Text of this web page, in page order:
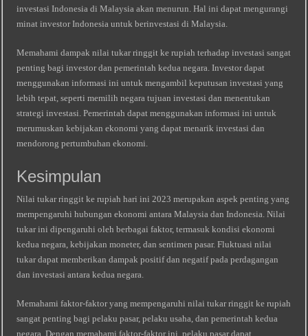
investasi Indonesia di Malaysia akan menurun. Hal ini dapat mengurangi
minat investor Indonesia untuk berinvestasi di Malaysia.
Memahami dampak nilai tukar ringgit ke rupiah terhadap investasi sangat
penting bagi investor dan pemerintah kedua negara. Investor dapat
menggunakan informasi ini untuk mengambil keputusan investasi yang
lebih tepat, seperti memilih negara tujuan investasi dan menentukan
strategi investasi. Pemerintah dapat menggunakan informasi ini untuk
merumuskan kebijakan ekonomi yang dapat menarik investasi dan
mendorong pertumbuhan ekonomi.
Kesimpulan
Nilai tukar ringgit ke rupiah hari ini 2023 merupakan aspek penting yang
mempengaruhi hubungan ekonomi antara Malaysia dan Indonesia. Nilai
tukar ini dipengaruhi oleh berbagai faktor, termasuk kondisi ekonomi
kedua negara, kebijakan moneter, dan sentimen pasar. Fluktuasi nilai
tukar dapat memberikan dampak positif dan negatif pada perdagangan
dan investasi antara kedua negara.
Memahami faktor-faktor yang mempengaruhi nilai tukar ringgit ke rupiah
sangat penting bagi pelaku pasar, pelaku usaha, dan pemerintah kedua
negara. Dengan memahami faktor-faktor ini, pelaku pasar dapat